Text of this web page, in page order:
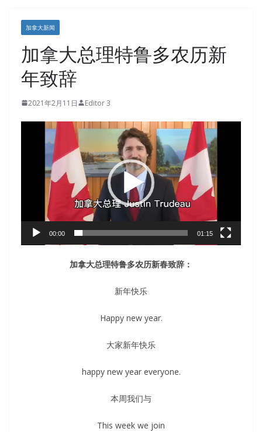
加拿大新闻
加拿大总理特鲁多农历新
年致辞
2021年2月11日 Editor 3
00:00 01:15
加拿大总理特鲁多农历新春致辞：
新年快乐
Happy new year.
大家新年快乐
happy new year everyone.
本周我们与
This week we join